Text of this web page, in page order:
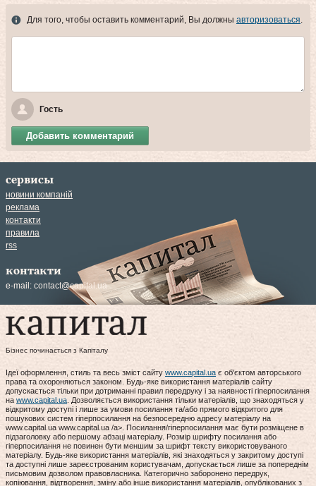
Для того, чтобы оставить комментарий, Вы должны авторизоваться.
Гость
Добавить комментарий
сервисы
новини компаній
реклама
контакти
правила
rss
контакти
e-mail: contact@capital.ua
Бізнес починається з Капіталу
Ідеї оформлення, стиль та весь зміст сайту www.capital.uaє об'єктом авторського
права та охороняються законом. Будь-яке використання матеріалів сайту
допускається тільки при дотриманні правил передруку і за наявності гіперпосилання
на www.capital.ua. Дозволяється використання тільки матеріалів, що знаходяться у
відкритому доступі і лише за умови посилання та/або прямого відкритого для
пошукових систем гіперпосилання на безпосередню адресу матеріалу на
www.capital.ua www.capital.ua /a>. Посилання/гіперпосилання має бути розміщене в
підзаголовку або першому абзаці матеріалу. Розмір шрифту посилання або
гіперпосилання не повинен бути меншим за шрифт тексту використовуваного
матеріалу. Будь-яке використання матеріалів, які знаходяться у закритому доступі
та доступні лише зареєстрованим користувачам, допускається лише за попереднім
письмовим дозволом правовласника. Категорично заборонено передрук,
копіювання, відтворення, зміну або інше використання матеріалів, опублікованих з